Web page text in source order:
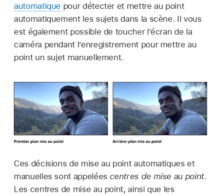
automatique pour détecter et mettre au point
automatiquement les sujets dans la scène. Il vous
est également possible de toucher l’écran de la
caméra pendant l’enregistrement pour mettre au
point un sujet manuellement.
Ces décisions de mise au point automatiques et
manuelles sont appelées centres de mise au point.
Les centres de mise au point, ainsi que les